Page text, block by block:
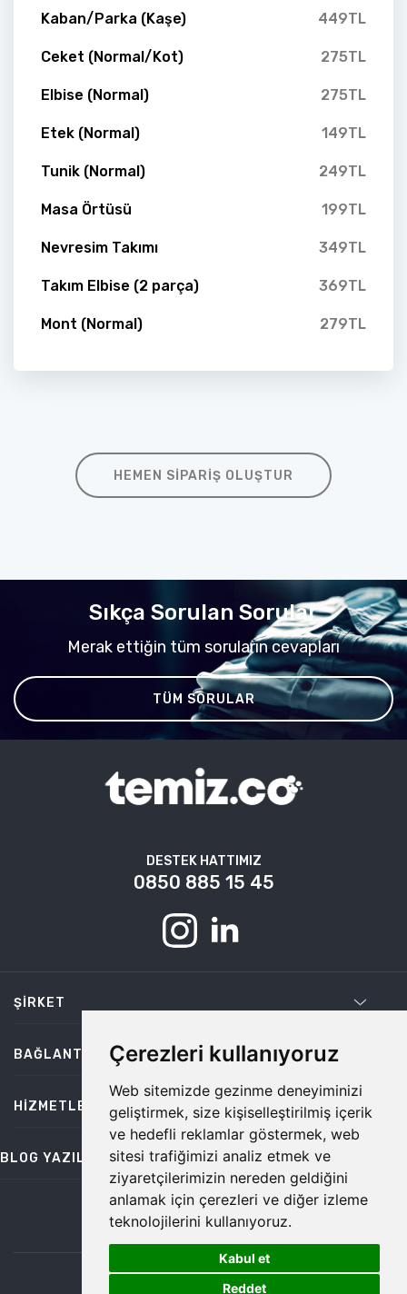
Çerezleri kullanıyoruz
Web sitemizde gezinme deneyiminizi
geliştirmek, size kişiselleştirilmiş içerik
ve hedefli reklamlar göstermek, web
sitesi trafiğimizi analiz etmek ve
ziyaretçilerimizin nereden geldiğini
anlamak için çerezleri ve diğer izleme
teknolojilerini kullanıyoruz.
Kabul et
Reddet
Kaban/Parka (Kaşe) 449TL
Ceket (Normal/Kot) 275TL
Elbise (Normal) 275TL
Etek (Normal) 149TL
Tunik (Normal) 249TL
Masa Örtüsü 199TL
Nevresim Takımı 349TL
Takım Elbise (2 parça) 369TL
Mont (Normal) 279TL
HEMEN SIPARIŞ OLUŞTUR
Sıkça Sorulan Sorular
Merak ettiğin tüm soruların cevapları
TÜM SORULAR
DESTEK HATTIMIZ
0850 885 15 45
ŞIRKET
BAĞLANTILAR
HIZMETLER
BLOG YAZILARI
bilgi@temiz.co
©2026 Temiz, Her Hakkı Saklıdır.